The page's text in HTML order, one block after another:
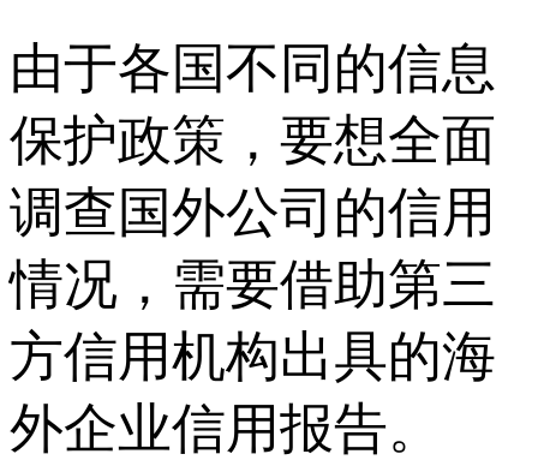
由于各国不同的信息
保护政策，要想全面
调查国外公司的信用
情况，需要借助第三
方信用机构出具的海
外企业信用报告。